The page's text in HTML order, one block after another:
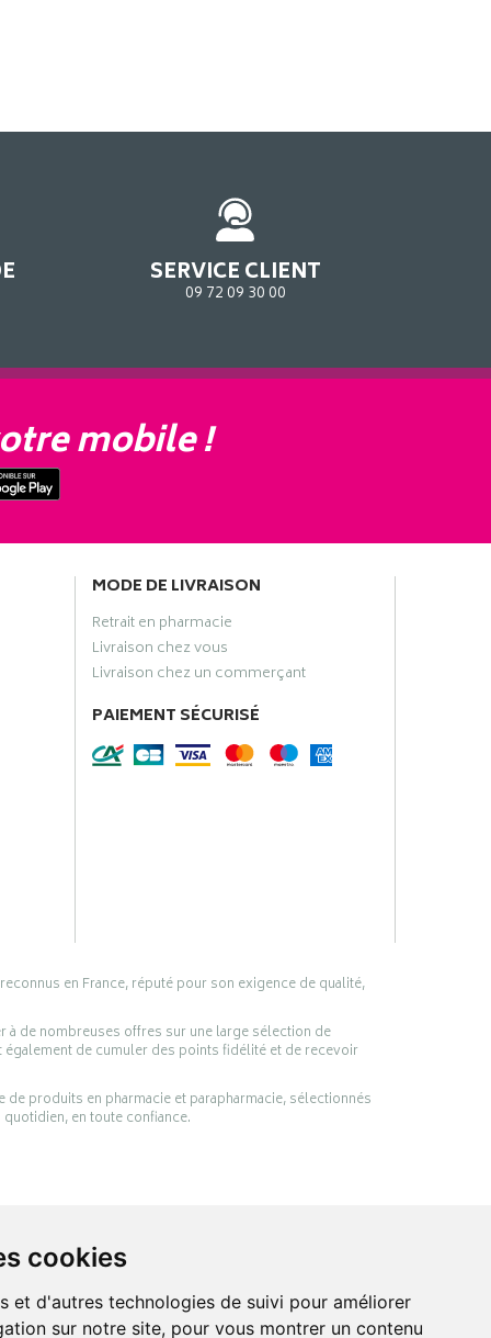
cookies
et d'autres technologies de suivi pour améliorer
sur notre site, pour vous montrer un contenu
SERVICE CLIENT
09 72 09 30 00
mobile !
MODE DE LIVRAISON
Retrait en pharmacie
Livraison chez vous
Livraison chez un commerçant
PAIEMENT SÉCURISÉ
en France, réputé pour son exigence de qualité,
à de nombreuses offres sur une large sélection de
de cumuler des points fidélité et de recevoir
produits en pharmacie et parapharmacie, sélectionnés
en toute confiance.